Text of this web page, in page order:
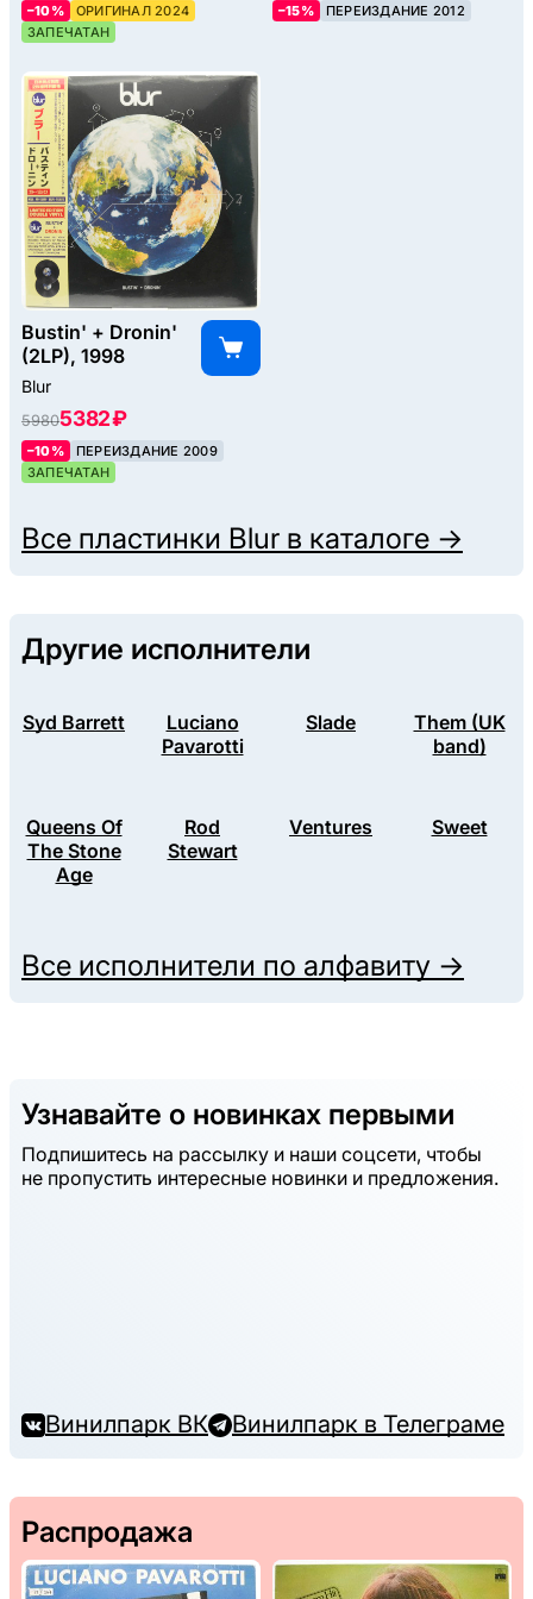
–10%
ОРИГИНАЛ 2024
ЗАПЕЧАТАН
–15% ПЕРЕИЗДАНИЕ 2012
Bustin' + Dronin'
(2LP), 1998
Blur
59805382 ₽
–10%
ПЕРЕИЗДАНИЕ 2009
ЗАПЕЧАТАН
Все пластинки Blur в каталоге →
Другие исполнители
Syd Barrett
Luciano
Pavarotti
Slade
Them (UK
band)
Queens Of
The Stone
Age
Rod
Stewart
Ventures Sweet
Все исполнители по алфавиту →
Узнавайте о новинках первыми
Подпишитесь на рассылку и наши соцсети, чтобы
не пропустить интересные новинки и предложения.
Винилпарк ВК Винилпарк в Телеграме
Распродажа